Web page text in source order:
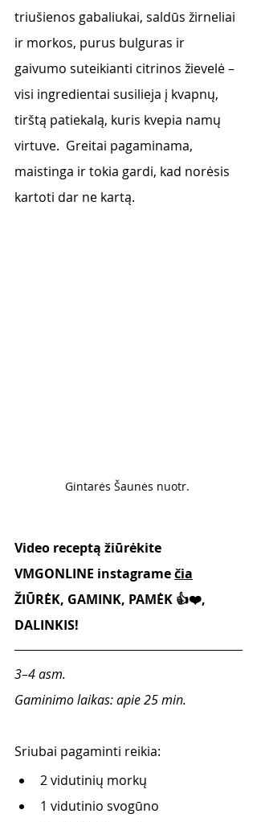
triušienos gabaliukai, saldūs žirneliai
ir morkos, purus bulguras ir
gaivumo suteikianti citrinos žievelė –
visi ingredientai susilieja į kvapnų,
tirštą patiekalą, kuris kvepia namų
virtuve.  Greitai pagaminama,
maistinga ir tokia gardi, kad norėsis
kartoti dar ne kartą.
Gintarės Šaunės nuotr.
Video receptą žiūrėkite
VMGONLINE instagrame čia
ŽIŪRĖK, GAMINK, PAMĖK 👍❤️,
DALINKIS!
3–4 asm.
Gaminimo laikas: apie 25 min.
Sriubai pagaminti reikia:
2 vidutinių morkų
1 vidutinio svogūno